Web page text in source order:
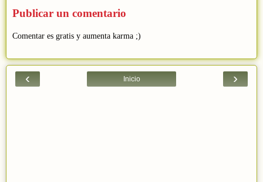
Publicar un comentario
Comentar es gratis y aumenta karma ;)
‹ ›
Inicio